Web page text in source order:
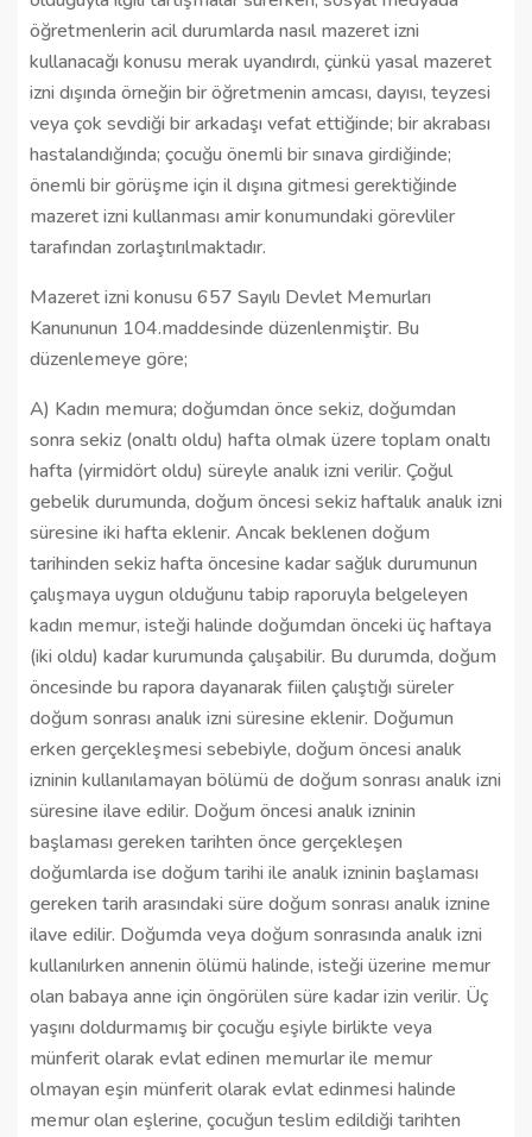
öğretmenlerin acil durumlarda nasıl mazeret izni
kullanacağı konusu merak uyandırdı, çünkü yasal mazeret
izni dışında örneğin bir öğretmenin amcası, dayısı, teyzesi
veya çok sevdiği bir arkadaşı vefat ettiğinde; bir akrabası
hastalandığında; çocuğu önemli bir sınava girdiğinde;
önemli bir görüşme için il dışına gitmesi gerektiğinde
mazeret izni kullanması amir konumundaki görevliler
tarafından zorlaştırılmaktadır.
Mazeret izni konusu 657 Sayılı Devlet Memurları
Kanununun 104.maddesinde düzenlenmiştir. Bu
düzenlemeye göre;
A) Kadın memura; doğumdan önce sekiz, doğumdan
sonra sekiz (onaltı oldu) hafta olmak üzere toplam onaltı
hafta (yirmidört oldu) süreyle analık izni verilir. Çoğul
gebelik durumunda, doğum öncesi sekiz haftalık analık izni
süresine iki hafta eklenir. Ancak beklenen doğum
tarihinden sekiz hafta öncesine kadar sağlık durumunun
çalışmaya uygun olduğunu tabip raporuyla belgeleyen
kadın memur, isteği halinde doğumdan önceki üç haftaya
(iki oldu) kadar kurumunda çalışabilir. Bu durumda, doğum
öncesinde bu rapora dayanarak fiilen çalıştığı süreler
doğum sonrası analık izni süresine eklenir. Doğumun
erken gerçekleşmesi sebebiyle, doğum öncesi analık
izninin kullanılamayan bölümü de doğum sonrası analık izni
süresine ilave edilir. Doğum öncesi analık izninin
başlaması gereken tarihten önce gerçekleşen
doğumlarda ise doğum tarihi ile analık izninin başlaması
gereken tarih arasındaki süre doğum sonrası analık iznine
ilave edilir. Doğumda veya doğum sonrasında analık izni
kullanılırken annenin ölümü halinde, isteği üzerine memur
olan babaya anne için öngörülen süre kadar izin verilir. Üç
yaşını doldurmamış bir çocuğu eşiyle birlikte veya
münferit olarak evlat edinen memurlar ile memur
olmayan eşin münferit olarak evlat edinmesi halinde
memur olan eşlerine, çocuğun teslim edildiği tarihten